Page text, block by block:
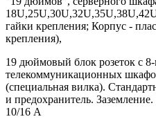
гайки крепления; Корпус -
крепления),
19 дюймовый блок розеток с
телекоммуникационных
(специальная вилка).
и предохранитель.
10/16 А